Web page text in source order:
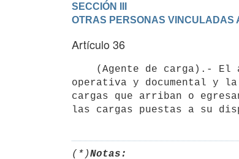
SECCIÓN III
OTRAS PERSONAS VINCULADAS
Artículo 36
operativa y documental y
cargas que arriban o
las cargas puestas a su
(*)Notas: